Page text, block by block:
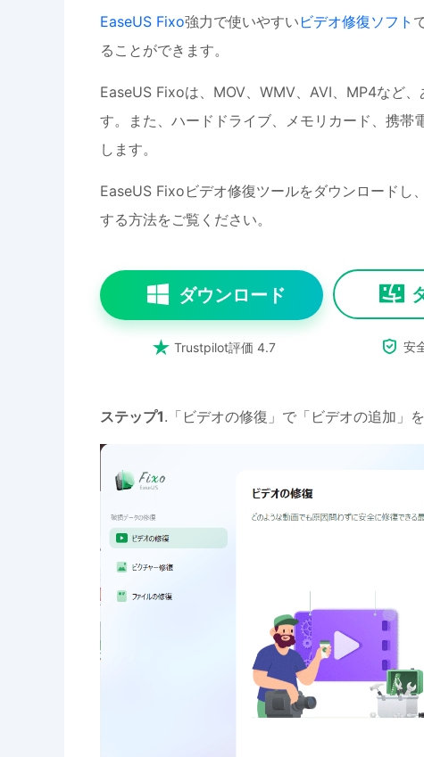
EaseUS Fixo強力で使いやすい ビデオ修復ソフト
ることができます。
EaseUS Fixoは、MOV、WMV、AVI、MP4など
す。また、ハードドライブ、メモリカード、携
します。
EaseUS Fixoビデオ修復ツールをダウンロードし
する方法をご覧ください。
ダウンロード
 Trustpilot評価 4.7  安
ステップ1.「ビデオの修復」で「ビデオの追加」